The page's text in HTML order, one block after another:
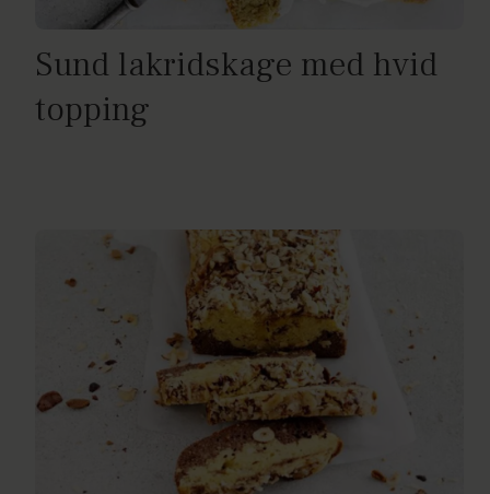
Sund lakridskage med hvid
topping